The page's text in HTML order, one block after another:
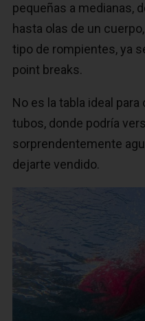
pequeñas a medianas,
hasta olas de un
tipo de rompientes, ya
point breaks.
No es la tabla ideal
tubos, donde podría
sorprendentemente
dejarte vendido.